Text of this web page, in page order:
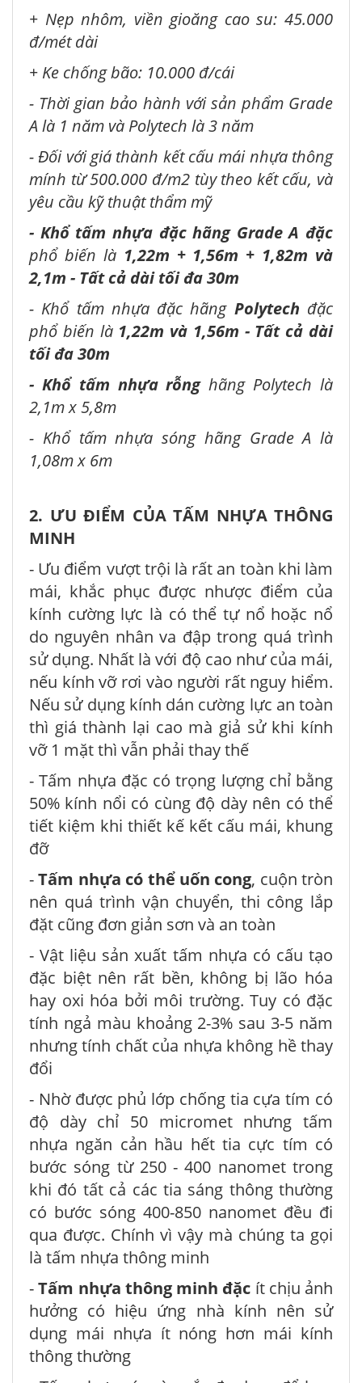
+ Nẹp nhôm, viền gioăng cao su: 45.000
đ/mét dài
+ Ke chống bão: 10.000 đ/cái
- Thời gian bảo hành với sản phẩm Grade
A là 1 năm và Polytech là 3 năm
- Đối với giá thành kết cấu mái nhựa thông
mính từ 500.000 đ/m2 tùy theo kết cấu, và
yêu cầu kỹ thuật thẩm mỹ
- Khổ tấm nhựa đặc hãng Grade A đặc
phổ biến là 1,22m + 1,56m + 1,82m và
2,1m - Tất cả dài tối đa 30m
- Khổ tấm nhựa đặc hãng Polytech đặc
phổ biến là 1,22m và 1,56m - Tất cả dài
tối đa 30m
- Khổ tấm nhựa rỗnghãng Polytech là
2,1m x 5,8m
- Khổ tấm nhựa sóng hãng Grade A là
1,08m x 6m
2. ƯU ĐIỂM CỦA TẤM NHỰA THÔNG
MINH
- Ưu điểm vượt trội là rất an toàn khi làm
mái, khắc phục được nhược điểm của
kính cường lực là có thể tự nổ hoặc nổ
do nguyên nhân va đập trong quá trình
sử dụng. Nhất là với độ cao như của mái,
nếu kính vỡ rơi vào người rất nguy hiểm.
Nếu sử dụng kính dán cường lực an toàn
thì giá thành lại cao mà giả sử khi kính
vỡ 1 mặt thì vẫn phải thay thế
- Tấm nhựa đặc có trọng lượng chỉ bằng
50% kính nổi có cùng độ dày nên có thể
tiết kiệm khi thiết kế kết cấu mái, khung
đỡ
-Tấm nhựa có thể uốn cong, cuộn tròn
nên quá trình vận chuyển, thi công lắp
đặt cũng đơn giản sơn và an toàn
- Vật liệu sản xuất tấm nhựa có cấu tạo
đặc biệt nên rất bền, không bị lão hóa
hay oxi hóa bởi môi trường. Tuy có đặc
tính ngả màu khoảng 2-3% sau 3-5 năm
nhưng tính chất của nhựa không hề thay
đổi
- Nhờ được phủ lớp chống tia cựa tím có
độ dày chỉ 50 micromet nhưng tấm
nhựa ngăn cản hầu hết tia cực tím có
bước sóng từ 250 - 400 nanomet trong
khi đó tất cả các tia sáng thông thường
có bước sóng 400-850 nanomet đều đi
qua được. Chính vì vậy mà chúng ta gọi
là tấm nhựa thông minh
-Tấm nhựa thông minh đặc ít chịu ảnh
hưởng có hiệu ứng nhà kính nên sử
dụng mái nhựa ít nóng hơn mái kính
thông thường